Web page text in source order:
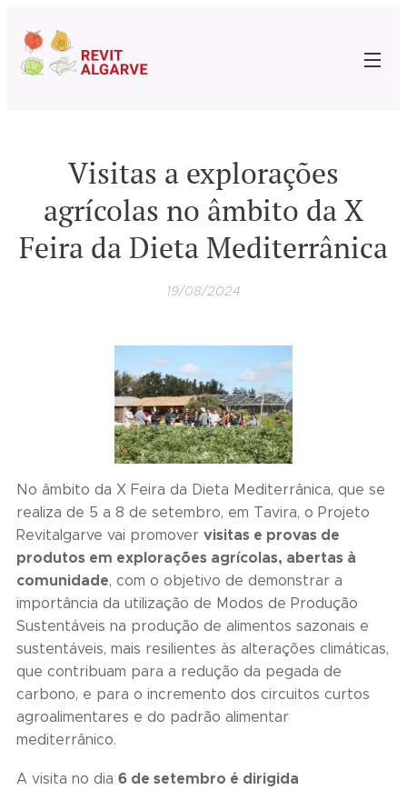
Visitas a explorações
agrícolas no âmbito da X
Feira da Dieta Mediterrânica
19/08/2024
No âmbito da X Feira da Dieta Mediterrânica, que se
realiza de 5 a 8 de setembro, em Tavira, o Projeto
Revitalgarve vai promover visitas e provas de
produtos em explorações agrícolas, abertas à
comunidade, com o objetivo de demonstrar a
importância da utilização de Modos de Produção
Sustentáveis na produção de alimentos sazonais e
sustentáveis, mais resilientes às alterações climáticas,
que contribuam para a redução da pegada de
carbono, e para o incremento dos circuitos curtos
agroalimentares e do padrão alimentar
mediterrânico.
A visita no dia 6 de setembro é dirigida